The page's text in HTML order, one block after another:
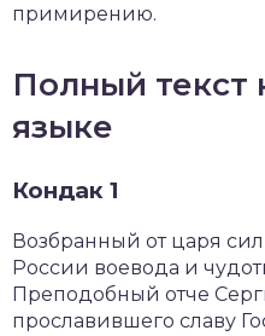
примирению.
Полный текст
языке
Кондак 1
Возбранный от царя
России воевода и
Преподобный отче
прославившего славу